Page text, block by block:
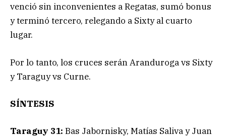
venció sin inconvenientes a Regatas, sumó bonus
y terminó tercero, relegando a Sixty al cuarto
lugar.
Por lo tanto, los cruces serán Aranduroga vs Sixty
y Taraguy vs Curne.
SÍNTESIS
Taraguy 31: Bas Jabornisky, Matías Saliva y Juan